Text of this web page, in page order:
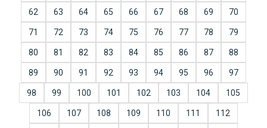
62 63 64 65 66 67 68 69 70
71 72 73 74 75 76 77 78 79
80 81 82 83 84 85 86 87 88
89 90 91 92 93 94 95 96 97
98 99 100 101 102 103 104 105
106 107 108 109 110 111 112